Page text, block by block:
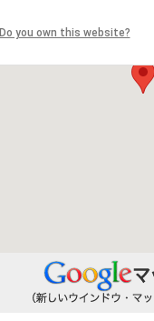
Do you own this website?